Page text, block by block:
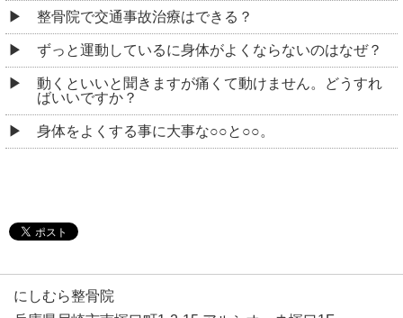
整骨院で交通事故治療はできる？
ずっと運動しているに身体がよくならないのはなぜ？
動くといいと聞きますが痛くて動けません。どうすれ
ばいいですか？
身体をよくする事に大事な○○と○○。
にしむら整骨院